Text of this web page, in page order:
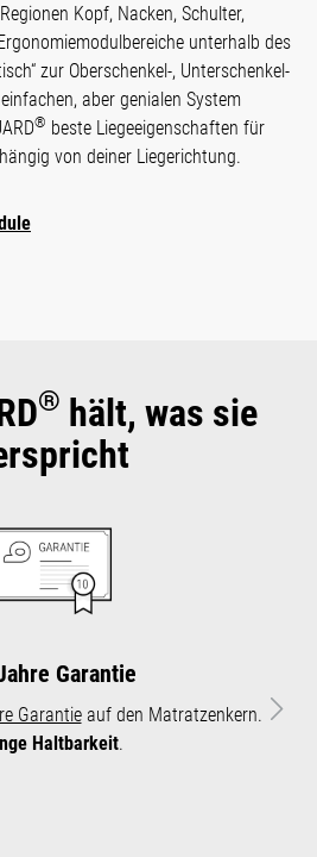
Kopf, Nacken, Schulter,
unterhalb des
zur Ober­schen­kel-, Unter­schenkel-
aber genialen Sys­tem
® beste Liege­eigen­schaf­ten für
von deiner Liegerichtung.
® hält, was sie
Garantie
Garantieauf den Matratzenkern.
Haltbarkeit.